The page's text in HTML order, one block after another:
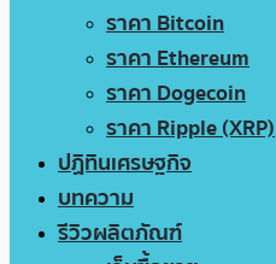
ราคา Bitcoin
ราคา Ethereum
ราคา Dogecoin
ราคา Ripple (XRP)
ปฏิทินเศรษฐกิจ
บทความ
รีวิวผลิตภัณฑ์